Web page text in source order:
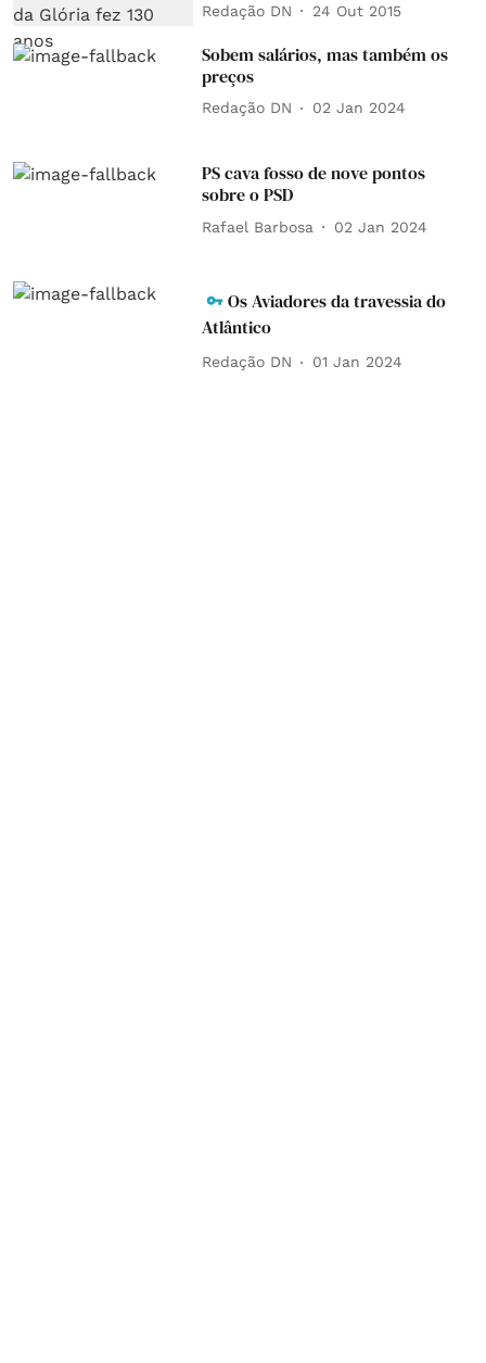
Redação DN 24 Out 2015
Sobem salários, mas também os
preços
Redação DN 02 Jan 2024
PS cava fosso de nove pontos
sobre o PSD
Rafael Barbosa 02 Jan 2024
Os Aviadores da travessia do
Atlântico
Redação DN 01 Jan 2024